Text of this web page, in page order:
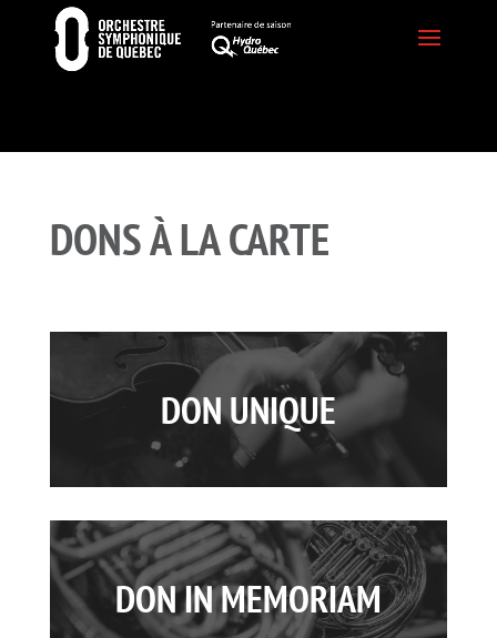
DONS À LA CARTE
DON UNIQUE
DON IN MEMORIAM